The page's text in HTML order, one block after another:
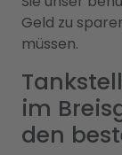
Geld zu
müssen.
im
den